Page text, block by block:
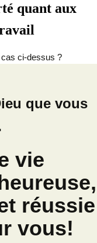
quant aux
cas ci-dessus ?
que vous
vie
réussie
vous!